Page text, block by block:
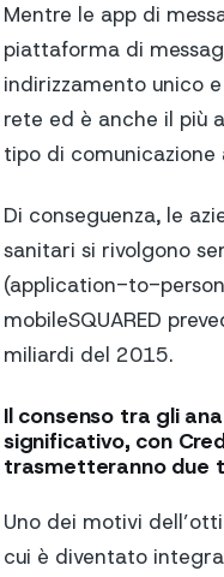
Mentre le app di
piattaforma di
indirizzamento unico
rete ed è anche il più
tipo di
Di conseguenza, le
sanitari si rivolgono
(application-to-
mobileSQUARED
miliardi del 2015.
Il consenso tra gli
significativo, con
trasmetteranno due
Uno dei motivi
cui è diventato